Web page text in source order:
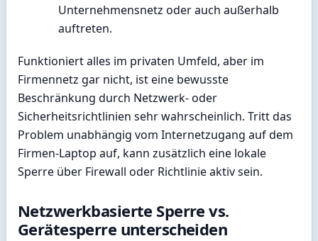
Unternehmensnetz oder auch außerhalb
auftreten.
Funktioniert alles im privaten Umfeld, aber im
Firmennetz gar nicht, ist eine bewusste
Beschränkung durch Netzwerk- oder
Sicherheitsrichtlinien sehr wahrscheinlich. Tritt das
Problem unabhängig vom Internetzugang auf dem
Firmen-Laptop auf, kann zusätzlich eine lokale
Sperre über Firewall oder Richtlinie aktiv sein.
Netzwerkbasierte Sperre vs.
Gerätesperre unterscheiden